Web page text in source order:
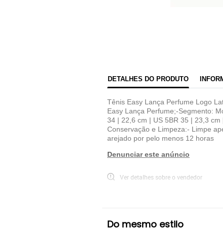
DETALHES DO PRODUTO
Tênis Easy Lança Perfume Logo
Easy Lança Perfume;-Segmento:
34 | 22,6 cm | US 5BR 35 | 23,3
Conservação e Limpeza:- Limpe
arejado por pelo menos 12 horas
Denunciar este anúncio
Ver detalhes sobre o vendedor
Do mesmo estilo